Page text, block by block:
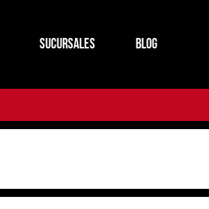
SUCURSALES BLOG